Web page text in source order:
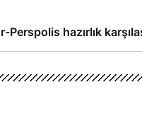
Perspolis hazırlık